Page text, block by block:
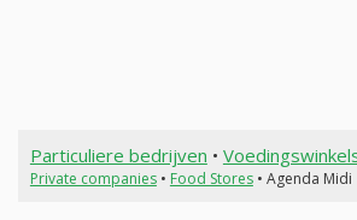
Particuliere bedrijven •
Private companies• Food Stores• Agenda Midi